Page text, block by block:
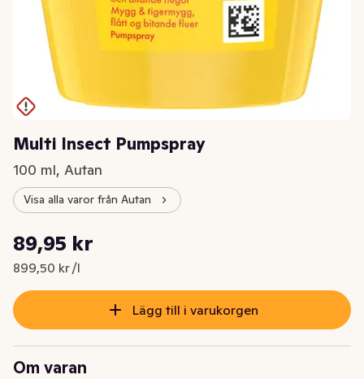
Multi Insect Pumpspray
100 ml, Autan
Visa alla varor från Autan
Nuvarande pris är: 89,95 kr
89,95 kr
899,50 kr /l
Styckpris: 899,50 kr /l
Lägg till i varukorgen
Om varan